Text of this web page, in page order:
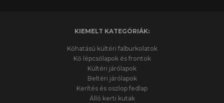
KIEMELT KATEGÓRIÁK:
Kőhatású kültéri falburkolatok
Kő lépcsőlapok és frontok
Kültéri járólapok
Beltéri járólapok
Kerítés és oszlop fedlap
Álló kerti kutak